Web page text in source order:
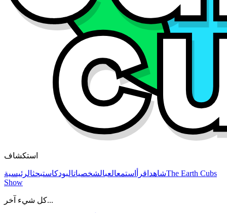
استكشاف
شاهد اقرأ استمعالعبالشخصياتالبودكاستبحثالرئيسية
The Earth Cubs
Show
كل شيء آخر...